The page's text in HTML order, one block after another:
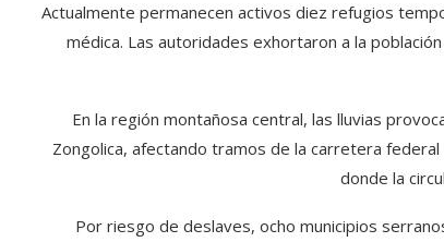
Actualmente permanecen activos diez refugios
médica. Las autoridades exhortaron a la
En la región montañosa central, las lluvias
Zongolica, afectando tramos de la carretera federal
donde la
Por riesgo de deslaves, ocho municipios